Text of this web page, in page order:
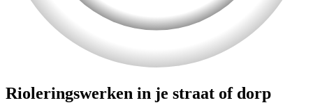
Rioleringswerken in je straat of dorp